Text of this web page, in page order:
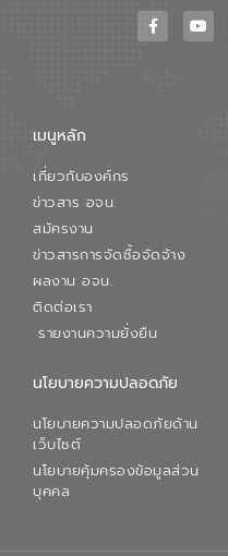
เมนูหลัก
เกี่ยวกับองค์กร
ข่าวสาร อจน.
สมัครงาน
ข่าวสารการจัดซื้อจัดจ้าง
ผลงาน อจน.
ติดต่อเรา
รายงานความยั่งยืน
นโยบายความปลอดภัย
นโยบายความปลอดภัยด้าน
เว็บไซต์
นโยบายคุ้มครองข้อมูลส่วน
บุคคล